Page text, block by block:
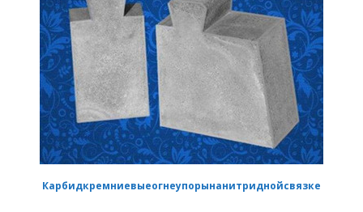
Карбидкремниевыеогнеупорынанитриднойсвязке